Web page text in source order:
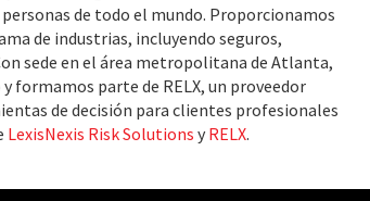
de todo el mundo. Proporcionamos
de industrias, incluyendo seguros,
sede en el área metropolitana de Atlanta,
formamos parte de RELX, un proveedor
de decisión para clientes profesionales
LexisNexis Risk Solutions y RELX.